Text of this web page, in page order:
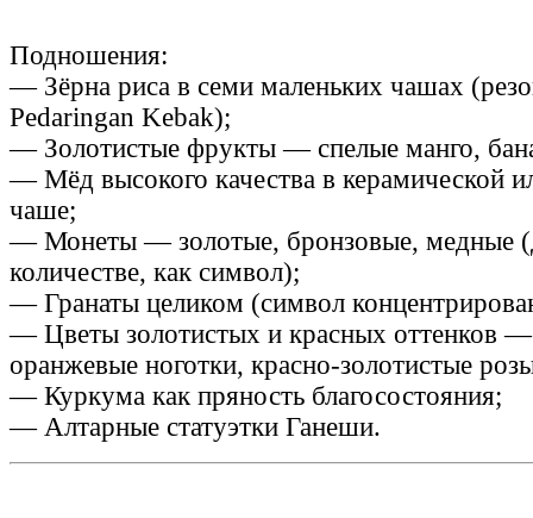
Подношения:
— Зёрна риса в семи маленьких чашах
Pedaringan Kebak);
— Золотистые фрукты — спелые манго,
— Мёд высокого качества в керамической
чаше;
— Монеты — золотые, бронзовые, медные
количестве, как символ);
— Гранаты целиком (символ
— Цветы золотистых и красных оттенков
оранжевые ноготки, красно-золотистые
— Куркума как пряность благосостояния;
— Алтарные статуэтки Ганеши.